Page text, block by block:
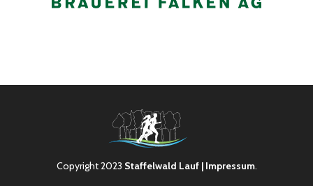
Copyright 2023 Staffelwald Lauf| Impressum.